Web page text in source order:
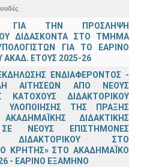
ΓΙΑ ΤΗΝ ΠΡΟΣΛΗΨΗ
ΔΙΔΑΣΚΟΝΤΑ ΣΤΟ ΤΜΗΜΑ
ΓΙΑ ΤΟ ΕΑΡΙΝΟ
ΕΤΟΥΣ 2025-26
ΕΝΔΙΑΦΕΡΟΝΤΟΣ -
ΑΙΤΗΣΕΩΝ ΑΠΟ ΝΕΟΥΣ
ΚΑΤΟΧΟΥΣ ΔΙΔΑΚΤΟΡΙΚΟΥ
ΥΛΟΠΟΙΗΣΗΣ ΤΗΣ ΠΡΑΞΗΣ
ΔΙΔΑΚΤΙΚΗΣ
ΣΕ ΝΕΟΥΣ ΕΠΙΣΤΗΜΟΝΕΣ
ΔΙΔΑΚΤΟΡΙΚΟΥ ΣΤΟ
ΚΡΗΤΗΣ» ΣΤΟ ΑΚΑΔΗΜΑΪΚΟ
- ΕΑΡΙΝΟ ΕΞΑΜΗΝΟ